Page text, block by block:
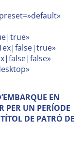
EN
PER UN PERÍODE
DE PATRÓ DE